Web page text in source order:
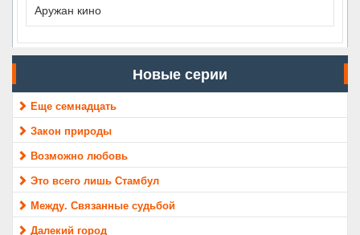
Аружан кино
Новые серии
Еще семнадцать
Закон природы
Возможно любовь
Это всего лишь Стамбул
Между. Связанные судьбой
Далекий город